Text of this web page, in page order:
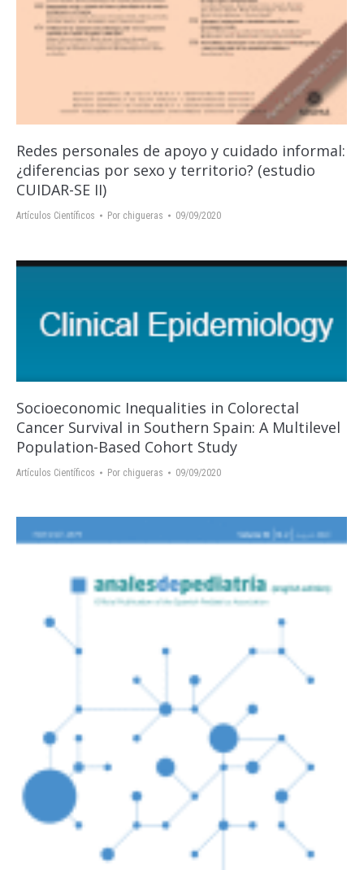
Redes personales de apoyo y cuidado informal:
¿diferencias por sexo y territorio? (estudio
CUIDAR-SE II)
Artículos Científicos Por chigueras 09/09/2020
Socioeconomic Inequalities in Colorectal
Cancer Survival in Southern Spain: A Multilevel
Population-Based Cohort Study
Artículos Científicos Por chigueras 09/09/2020